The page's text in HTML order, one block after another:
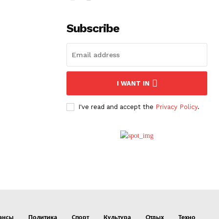
Subscribe
I WANT IN
I've read and accept the Privacy Policy.